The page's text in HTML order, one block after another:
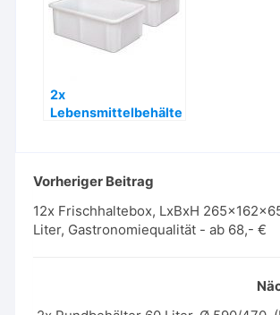
2x
Lebensmittelbehälte
Vorheriger Beitrag
12x Frischhaltebox, LxBxH
Liter, Gastronomiequalität - ab 68,- €